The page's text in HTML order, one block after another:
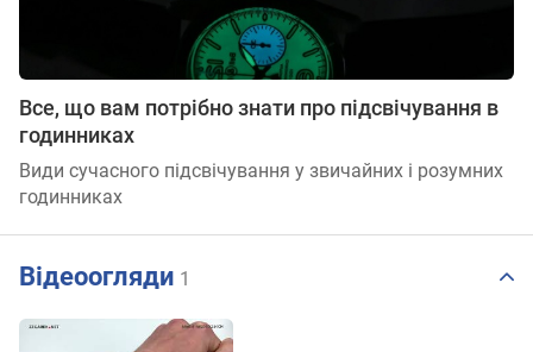
Все, що вам потрібно знати про підсвічування в
годинниках
Види сучасного підсвічування у звичайних і розумних
годинниках
Відеоогляди 1